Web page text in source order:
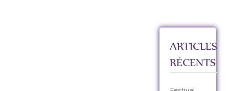
ARTICLES
RÉCENTS